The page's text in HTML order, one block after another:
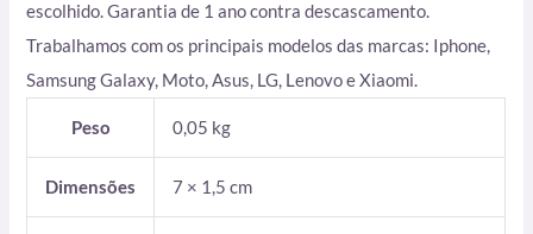
escolhido. Garantia de 1 ano contra descascamento.
Trabalhamos com os principais modelos das marcas: Iphone,
Samsung Galaxy, Moto, Asus, LG, Lenovo e Xiaomi.
Peso 0,05 kg
Dimensões 7 × 1,5 cm